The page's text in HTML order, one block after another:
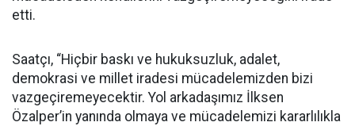
etti.
Saatçı, “Hiçbir baskı ve hukuksuzluk, adalet,
demokrasi ve millet iradesi mücadelemizden bizi
vazgeçiremeyecektir. Yol arkadaşımız İlksen
Özalper’in yanında olmaya ve mücadelemizi kararlılıkla